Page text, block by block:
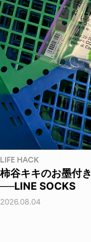
LIFE HACK
柿谷キキのお墨付き
──LINE SOCKS
2026.08.04